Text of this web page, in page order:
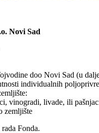
Novi Sad
doo Novi Sad (u
individualnih
vinogradi, livade, ili
zemljište
Fonda.